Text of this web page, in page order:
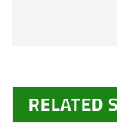
RELATED